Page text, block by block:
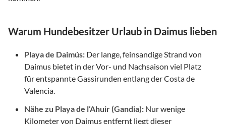
Warum Hundebesitzer Urlaub in Daimus lieben
Playa de Daimús: Der lange, feinsandige Strand von
Daimus bietet in der Vor- und Nachsaison viel Platz
für entspannte Gassirunden entlang der Costa de
Valencia.
Nähe zu Playa de l’Ahuir (Gandia): Nur wenige
Kilometer von Daimus entfernt liegt dieser